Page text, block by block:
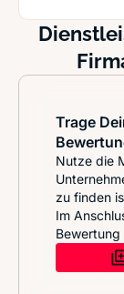
Trage
Nutze die
zu finden
Im